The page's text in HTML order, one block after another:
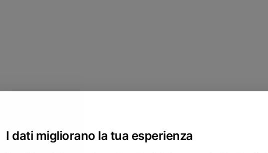
I dati migliorano la tua esperienza